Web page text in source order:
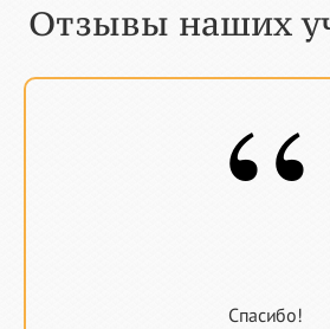
Отзывы наших
“
Спасибо!